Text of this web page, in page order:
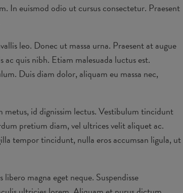
In euismod odio ut cursus consectetur. Praesent
leo. Donec ut massa urna. Praesent at augue
quis nibh. Etiam malesuada luctus est.
Duis diam dolor, aliquam eu massa nec,
id dignissim lectus. Vestibulum tincidunt
pretium diam, vel ultrices velit aliquet ac.
tempor tincidunt, nulla eros accumsan ligula, ut
magna eget neque. Suspendisse